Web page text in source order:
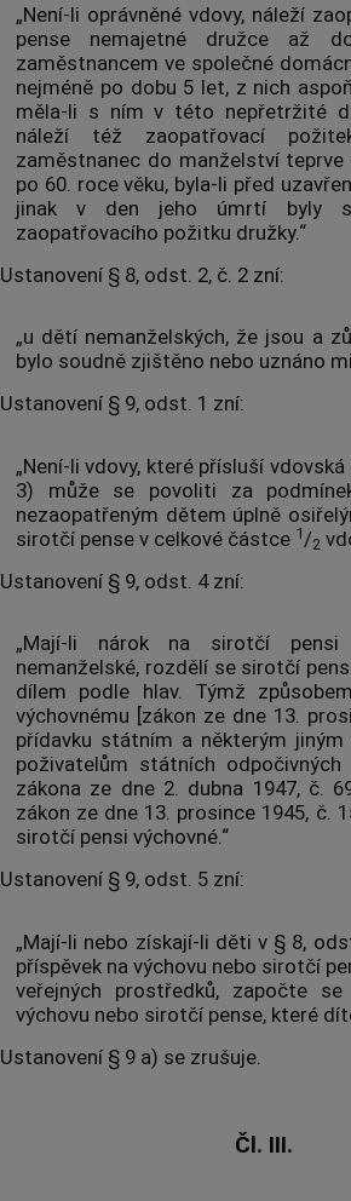
„Není-li oprávněné vdovy, náleží
pense nemajetné družce až
zaměstnancem ve společné
nejméně po dobu 5 let, z nich
měla-li s ním v této nepřetržité
náleží též zaopatřovací
zaměstnanec do manželství
po 60. roce věku, byla-li před
jinak v den jeho úmrtí byly
zaopatřovacího požitku družky.“
Ustanovení § 8, odst. 2, č. 2 zní:
„u dětí nemanželských, že jsou a
bylo soudně zjištěno nebo uznáno
Ustanovení § 9, odst. 1 zní:
„Není-li vdovy, které přísluší
3) může se povoliti za
nezaopatřeným dětem úplně
sirotčí pense v celkové částce 1 /2
Ustanovení § 9, odst. 4 zní:
„Mají-li nárok na sirotčí
nemanželské, rozdělí se sirotčí
dílem podle hlav. Týmž
výchovnému [zákon ze dne 13.
přídavku státním a některým
poživatelům státních
zákona ze dne 2. dubna 1947, č.
zákon ze dne 13. prosince 1945, č.
sirotčí pensi výchovné.“
Ustanovení § 9, odst. 5 zní:
„Mají-li nebo získají-li děti v § 8,
příspěvek na výchovu nebo sirotčí
veřejných prostředků, započte
výchovu nebo sirotčí pense, které
Ustanovení § 9 a) se zrušuje.
Čl. III.